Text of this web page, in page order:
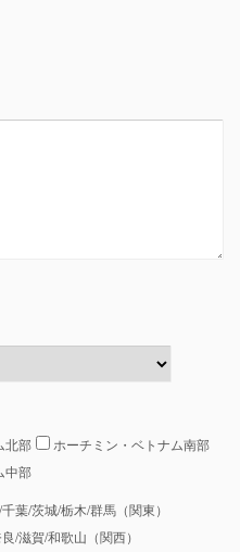
北部
ホーチミン・ベトナム南部
中部
葉/茨城/栃木/群馬（関東）
/滋賀/和歌山（関西）